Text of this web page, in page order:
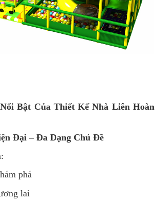
Bật Của Thiết Kế Nhà Liên Hoàn
Đại – Đa Dạng Chủ Đề
phá
lai